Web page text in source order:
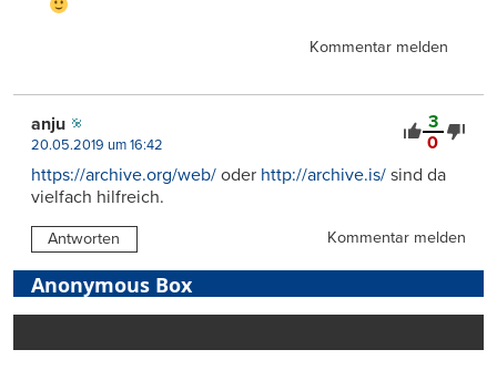
Kommentar melden
3
0
anju
20.05.2019 um 16:42
https://archive.org/web/ oder http://archive.is/ sind da
vielfach hilfreich.
Antworten Kommentar melden
Anonymous Box